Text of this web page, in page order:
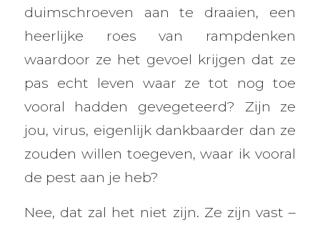
duimschroeven aan te draaien, een
heerlijke roes van rampdenken
waardoor ze het gevoel krijgen dat ze
pas echt leven waar ze tot nog toe
vooral hadden gevegeteerd? Zijn ze
jou, virus, eigenlijk dankbaarder dan ze
zouden willen toegeven, waar ik vooral
de pest aan je heb?
Nee, dat zal het niet zijn. Ze zijn vast –